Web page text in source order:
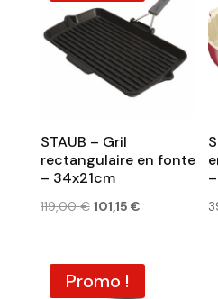
STAUB – Gril
rectangulaire en fonte
– 34x21cm
119,00€ Le
était :
101,15 €Le
Promo !